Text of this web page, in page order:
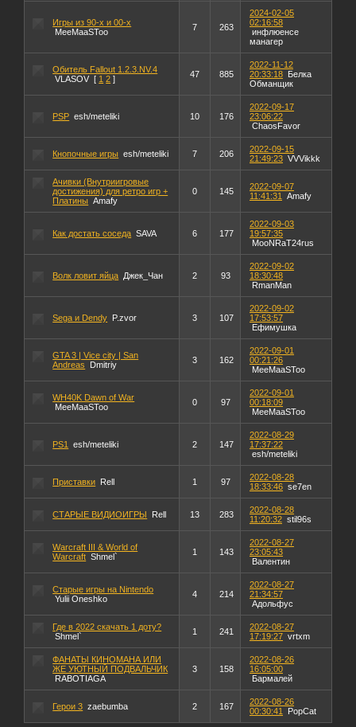
Игры из 90-х и 00-х
MeeMaaSToo
7 263
2024-02-05
02:16:58
инфлюенсе
манагер
Обитель Fallout 1.2.3.NV.4
VLASOV [ 1 2 ] 47 885
2022-11-12
20:33:18
Белка
Обманщик
PSP esh/meteliki 10 176
2022-09-17
23:06:22
ChaosFavor
Кнопочные игры esh/meteliki 7 206
2022-09-15
21:49:23 VVVikkk
Ачивки (Внутриигровые
достижения) для ретро игр +
Платины Amafy
0 145
2022-09-07
11:41:31
Amafy
Как достать соседа SAVA 6 177
2022-09-03
19:57:35
MooNRaT24rus
Волк ловит яйца Джек_Чан 2 93
2022-09-02
18:30:48
RmanMan
Sega и Dendy P.zvor 3 107
2022-09-02
17:53:57
Ефимушка
GTA 3 | Vice city | San
Andreas
Dmitriy 3 162
2022-09-01
00:21:26
MeeMaaSToo
WH40K Dawn of War
MeeMaaSToo
0 97
2022-09-01
00:18:09
MeeMaaSToo
PS1 esh/meteliki 2 147
2022-08-29
17:37:22
esh/meteliki
Приставки Rell 1 97
2022-08-28
18:33:46 se7en
СТАРЫЕ ВИДИОИГРЫ Rell 13 283
2022-08-28
11:20:32 stil96s
Warcraft III & World of
Warcraft Shmel` 1 143
2022-08-27
23:05:43
Валентин
Старые игры на Nintendo
Yulii Oneshko
4 214
2022-08-27
21:34:57
Адольфус
Где в 2022 скачать 1 доту?
Shmel`
1 241
2022-08-27
17:19:27 vrtxm
ФАНАТЫ КИНОМАНА ИЛИ
ЖЕ УЮТНЫЙ ПОДВАЛЬЧИК
RABOTIAGA
3 158
2022-08-26
16:05:00
Бармалей
Герои 3 zaebumba 2 167
2022-08-26
00:30:41
PopCat